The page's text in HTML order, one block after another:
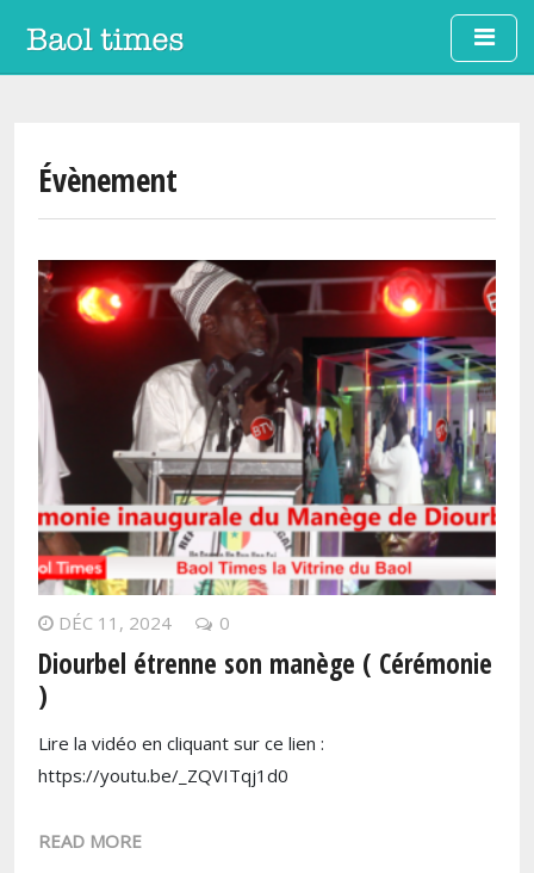
Aller au contenu principal
Évènement
DÉC 11, 2024 0
Diourbel étrenne son manège ( Cérémonie
)
Lire la vidéo en cliquant sur ce lien :
https://youtu.be/_ZQVITqj1d0
READ MORE